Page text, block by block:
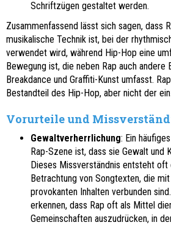
Schriftzügen gestaltet werden.
Zusammenfassend lässt sich sagen, dass
musikalische Technik ist, bei der
verwendet wird, während Hip-Hop eine
Bewegung ist, die neben Rap auch andere
Breakdance und Graffiti-Kunst umfasst.
Bestandteil des Hip-Hop, aber nicht der
Vorurteile und
Gewaltverherrlichung: Ein
Rap-Szene ist, dass sie Gewalt und
Dieses Missverständnis entsteht
Betrachtung von Songtexten, die
provokanten Inhalten verbunden
erkennen, dass Rap oft als Mittel
Gemeinschaften auszudrücken, in